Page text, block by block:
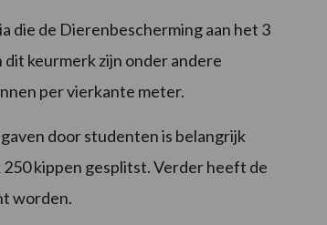
die de Dierenbescherming aan het 3
keurmerk zijn onder andere
per vierkante meter.
door studenten is belangrijk
250 kippen gesplitst. Verder heeft de
worden.